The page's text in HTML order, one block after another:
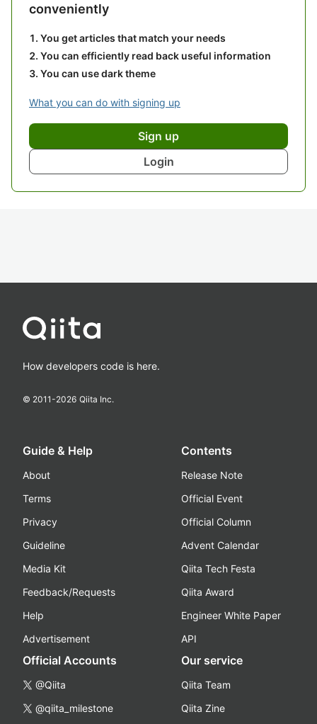
conveniently
You get articles that match your needs
You can efficiently read back useful information
You can use dark theme
What you can do with signing up
Sign up
Login
How developers code is here.
© 2011-2026 Qiita Inc.
Guide & Help
About
Terms
Privacy
Guideline
Media Kit
Feedback/Requests
Help
Advertisement
Contents
Release Note
Official Event
Official Column
Advent Calendar
Qiita Tech Festa
Qiita Award
Engineer White Paper
API
Official Accounts
@Qiita
@qiita_milestone
Our service
Qiita Team
Qiita Zine